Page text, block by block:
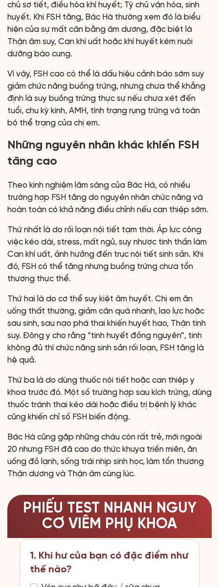
chủ sơ tiết, điều hòa khí huyết; Tỳ chủ vận hóa, sinh
huyết. Khi FSH tăng, Bác Hà thường xem đó là biểu
hiện của sự mất cân bằng âm dương, đặc biệt là
Thận âm suy, Can khí uất hoặc khí huyết kém nuôi
dưỡng bào cung.
Vì vậy, FSH cao có thể là dấu hiệu cảnh báo sớm suy
giảm chức năng buồng trứng, nhưng chưa thể khẳng
định là suy buồng trứng thực sự nếu chưa xét đến
tuổi, chu kỳ kinh, AMH, tình trạng rụng trứng và toàn
bộ thể trạng của chị em.
Những nguyên nhân khác khiến FSH
tăng cao
Theo kinh nghiệm lâm sàng của Bác Hà, có nhiều
trường hợp FSH tăng do nguyên nhân chức năng và
hoàn toàn có khả năng điều chỉnh nếu can thiệp sớm.
Thứ nhất là do rối loạn nội tiết tạm thời. Áp lực công
việc kéo dài, stress, mất ngủ, suy nhược tinh thần làm
Can khí uất, ảnh hưởng đến trục nội tiết sinh sản. Khi
đó, FSH có thể tăng nhưng buồng trứng chưa tổn
thương thực thể.
Thứ hai là do cơ thể suy kiệt âm huyết. Chị em ăn
uống thất thường, giảm cân quá nhanh, lao lực hoặc
sau sinh, sau nạo phá thai khiến huyết hao, Thận tinh
suy. Đông y cho rằng “tinh huyết đồng nguyên”, tinh
không đủ thì chức năng sinh sản rối loạn, FSH tăng là
hệ quả.
Thứ ba là do dùng thuốc nội tiết hoặc can thiệp y
khoa trước đó. Một số trường hợp sau kích trứng, dùng
thuốc tránh thai kéo dài hoặc điều trị bệnh lý khác
cũng khiến chỉ số FSH biến động.
Bác Hà cũng gặp những cháu còn rất trẻ, mới ngoài
20 nhưng FSH đã cao do thức khuya triền miên, ăn
uống đồ lạnh, sống trái nhịp sinh học, làm tổn thương
Thận dương và Thận âm cùng lúc.
PHIẾU TEST NHANH NGUY
CƠ VIÊM PHỤ KHOA
1. Khí hư của bạn có đặc điểm như
thế nào?